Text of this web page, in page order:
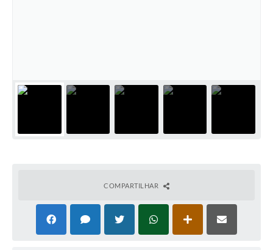
COMPARTILHAR